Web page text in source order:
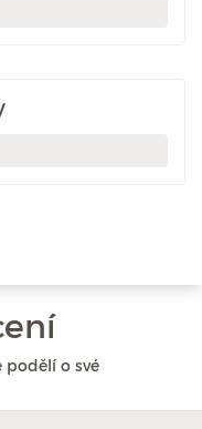
podělí o své